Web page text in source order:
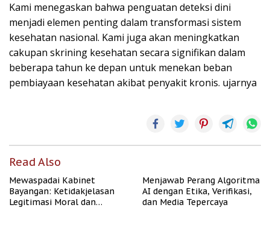
Kami menegaskan bahwa penguatan deteksi dini
menjadi elemen penting dalam transformasi sistem
kesehatan nasional. Kami juga akan meningkatkan
cakupan skrining kesehatan secara signifikan dalam
beberapa tahun ke depan untuk menekan beban
pembiayaan kesehatan akibat penyakit kronis. ujarnya
Read Also
Mewaspadai Kabinet
Bayangan: Ketidakjelasan
Legitimasi Moral dan
Menjawab Perang Algoritma
AI dengan Etika, Verifikasi,
dan Media Tepercaya